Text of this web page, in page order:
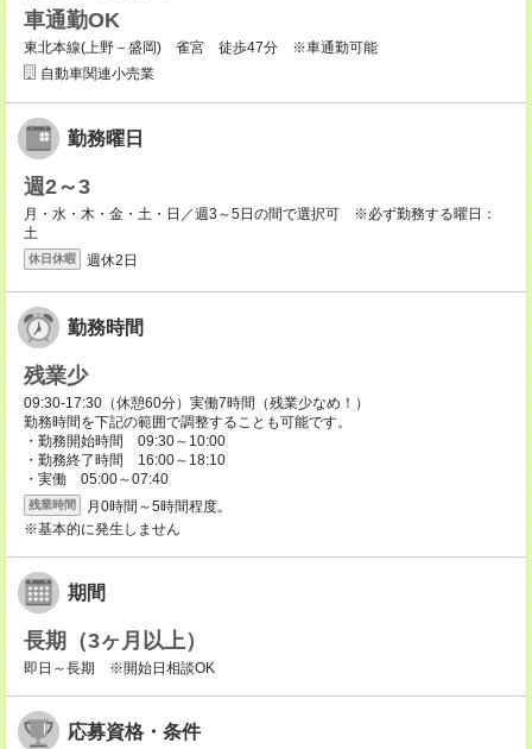
車通勤OK
東北本線(上野－盛岡) 雀宮 徒歩47分 ※車通勤可能
自動車関連小売業
勤務曜日
週2～3
月・水・木・金・土・日／週3～5日の間で選択可 ※必ず勤務する曜日：
土
休日休暇 週休2日
勤務時間
残業少
09:30-17:30（休憩60分）実働7時間（残業少なめ！）
勤務時間を下記の範囲で調整することも可能です。
・勤務開始時間 09:30～10:00
・勤務終了時間 16:00～18:10
・実働 05:00～07:40
残業時間
月0時間～5時間程度。
※基本的に発生しません
期間
長期（3ヶ月以上）
即日～長期 ※開始日相談OK
応募資格・条件